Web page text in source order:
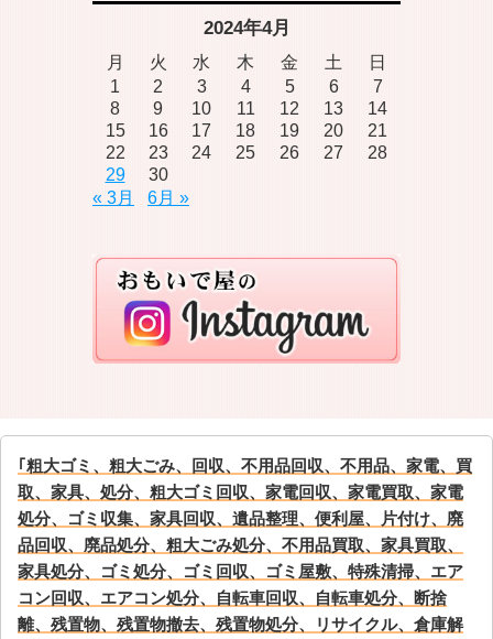
2024年4月
月 火 水 木 金 土
日
1
2 3 4 5 6
7
8
9 10 11 12 13
14
15
16 17 18 19 20
21
22
23 24 25 26 27
28
29
30
« 3月
6月 »
｢粗大ゴミ、粗大ごみ、回収、不用品回収、不用品、家電、買
取、家具、処分、粗大ゴミ回収、家電回収、家電買取、家電
処分、ゴミ収集、家具回収、遺品整理、便利屋、片付け、廃
品回収、廃品処分、粗大ごみ処分、不用品買取、家具買取、
家具処分、ゴミ処分、ゴミ回収、ゴミ屋敷、特殊清掃、エア
コン回収、エアコン処分、自転車回収、自転車処分、断捨
離、残置物、残置物撤去、残置物処分、リサイクル、倉庫解